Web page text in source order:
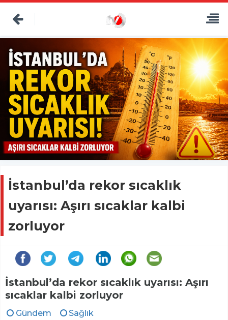
İstanbul’da rekor sıcaklık
uyarısı: Aşırı sıcaklar kalbi
zorluyor
İstanbul’da rekor sıcaklık uyarısı: Aşırı
sıcaklar kalbi zorluyor
Gündem
Sağlık